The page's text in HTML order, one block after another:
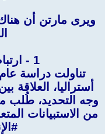
1 - ارتباط الذكورة بالغضب
أستراليا،
وجه التحديد، طُلب
من الاستبيانات